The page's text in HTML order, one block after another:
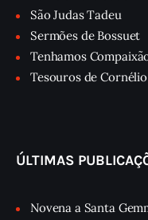
São Judas Tadeu
Sermões de Bossuet
Tenhamos
Tesouros de
ÚLTIMAS
Novena a Santa